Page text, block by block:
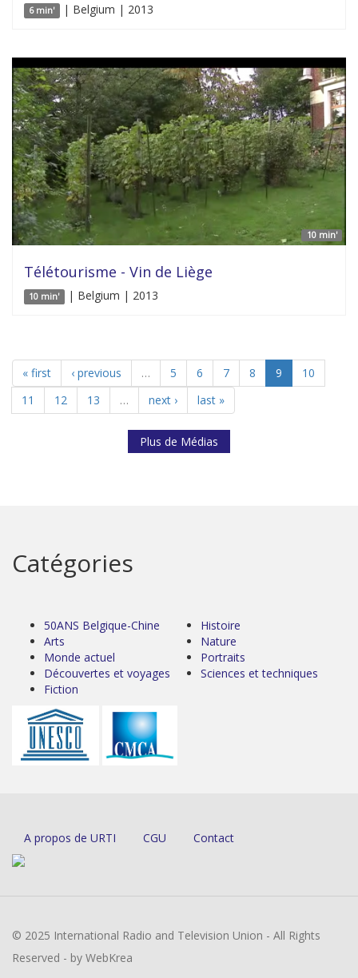
6 min' | Belgium | 2013
10 min'
Télétourisme - Vin de Liège
10 min' | Belgium | 2013
« first ‹ previous … 5 6 7 8 9
10
11
12 13 … next › last »
Plus de Médias
Catégories
50ANS Belgique-Chine
Arts
Monde actuel
Découvertes et voyages
Fiction
Histoire
Nature
Portraits
Sciences et techniques
A propos de URTI CGU Contact
© 2025 International Radio and Television Union - All Rights
Reserved - by WebKrea